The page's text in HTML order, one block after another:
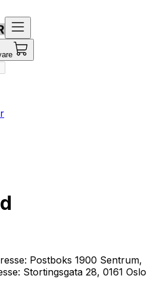
Postboks 1900 Sentrum,
Stortingsgata 28, 0161 Oslo